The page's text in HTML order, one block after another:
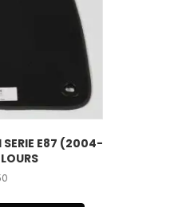
SERIE E87 (2004-